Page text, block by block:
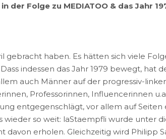
Folge zu MEDIATOO & das Jahr
gebracht haben. Es hätten sich viele
indessen das Jahr 1979 bewegt, hat
auch Männer auf der progressiv-
Professorinnen, Influencerinnen
entgegenschlägt, vor allem auf Seiten
so weit: laStaempfli wurde unter
erholen. Gleichzeitig wird Philipp